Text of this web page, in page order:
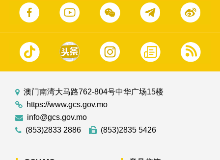
澳门南湾大马路762-804号中华广场15楼
https://www.gcs.gov.mo
info@gcs.gov.mo
(853)2833 2886
(853)2835 5426